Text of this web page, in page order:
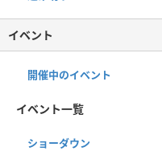
イベント
開催中のイベント
イベント一覧
ショーダウン